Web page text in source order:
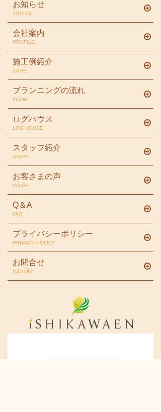
お知らせ
TOPICS
会社案内
PROFILE
施工例紹介
CASE
プランニングの流れ
FLOW
ログハウス
LOG HOUSE
スタッフ紹介
STAFF
お客さまの声
VOICE
Q＆A
FAQ
プライバシーポリシー
PRIVACY POLICY
お問合せ
INQUIRY